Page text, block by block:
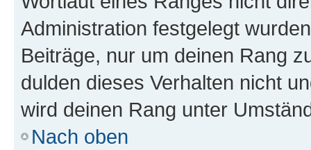
Administration festgelegt
Beiträge, nur um deinen Rang
dulden dieses Verhalten nicht
wird deinen Rang unter
Nach oben